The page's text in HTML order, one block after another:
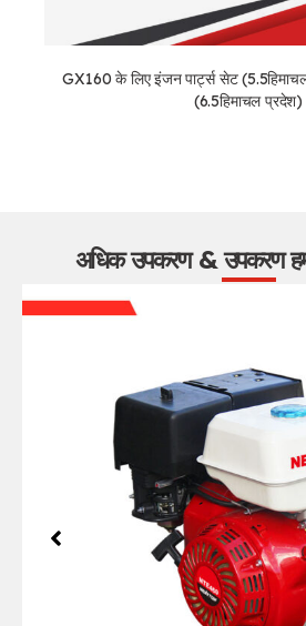
GX160 के लिए इंजन पार्ट्स सेट
(6.5हिमाचल प्रदेश)
अधिक उपकरण & उपकरण हम